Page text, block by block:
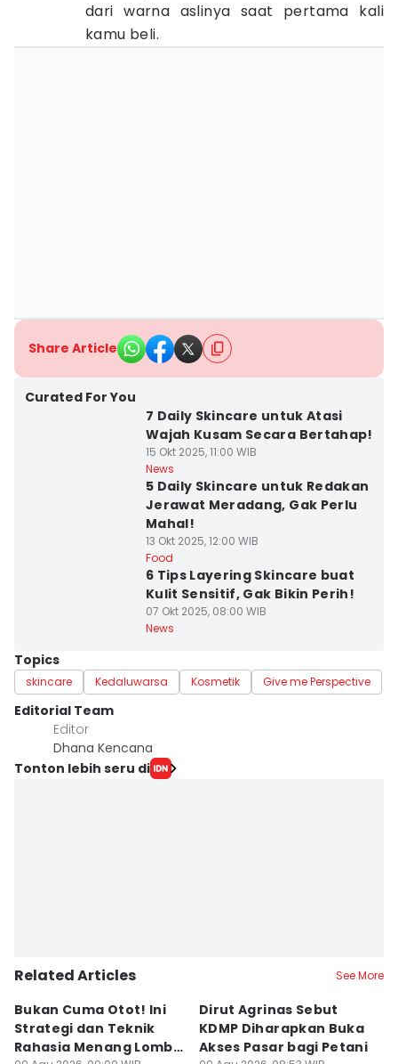
dari warna aslinya saat pertama kali
kamu beli.
Share Article
Curated For You
7 Daily Skincare untuk Atasi
Wajah Kusam Secara Bertahap!
15 Okt 2025, 11:00 WIB
News
5 Daily Skincare untuk Redakan
Jerawat Meradang, Gak Perlu
Mahal!
13 Okt 2025, 12:00 WIB
Food
6 Tips Layering Skincare buat
Kulit Sensitif, Gak Bikin Perih!
07 Okt 2025, 08:00 WIB
News
Topics
skincare Kedaluwarsa Kosmetik Give me Perspective
Editorial Team
Editor
Dhana Kencana
Tonton lebih seru di
Related Articles See More
Bukan Cuma Otot! Ini
Strategi dan Teknik
Rahasia Menang Lomba
Dirut Agrinas Sebut
KDMP Diharapkan Buka
Akses Pasar bagi Petani